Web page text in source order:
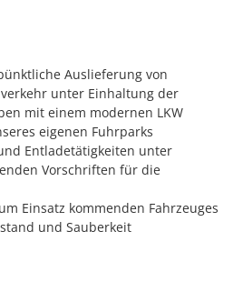
Auslieferung von
unter Einhaltung der
mit einem modernen LKW
eigenen Fuhrparks
Entladetätigkeiten unter
Vorschriften für die
Einsatz kommenden Fahrzeuges
und Sauberkeit